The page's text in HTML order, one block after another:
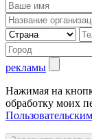
рекламы
Нажимая на
обработку моих